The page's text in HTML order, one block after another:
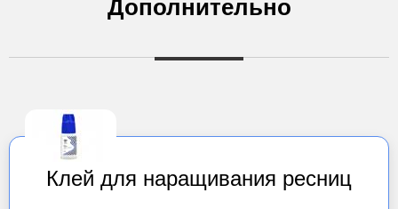
Дополнительно
Клей для наращивания ресниц